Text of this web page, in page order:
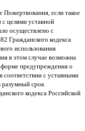
Пожертвования если такое
с целями уставной
осуществлено с
Гражданского кодекса
использования
в этом случае возможна
предупреждения о
соответствии с уставными
разумный срок
кодекса Российской